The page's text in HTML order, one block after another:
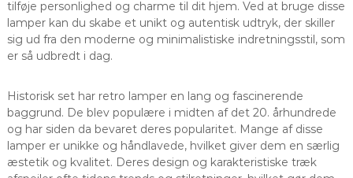
tilføje personlighed og charme til dit hjem. Ved at bruge disse
lamper kan du skabe et unikt og autentisk udtryk, der skiller
sig ud fra den moderne og minimalistiske indretningsstil, som
er så udbredt i dag.
Historisk set har retro lamper en lang og fascinerende
baggrund. De blev populære i midten af det 20. århundrede
og har siden da bevaret deres popularitet. Mange af disse
lamper er unikke og håndlavede, hvilket giver dem en særlig
æstetik og kvalitet. Deres design og karakteristiske træk